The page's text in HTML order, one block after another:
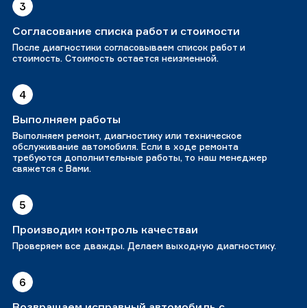
3
Согласование списка работ и стоимости
После диагностики согласовываем список работ и
стоимость. Стоимость остается неизменной.
4
Выполняем работы
Выполняем ремонт, диагностику или техническое
обслуживание автомобиля. Если в ходе ремонта
требуются дополнительные работы, то наш менеджер
свяжется с Вами.
5
Производим контроль качестваи
Проверяем все дважды. Делаем выходную диагностику.
6